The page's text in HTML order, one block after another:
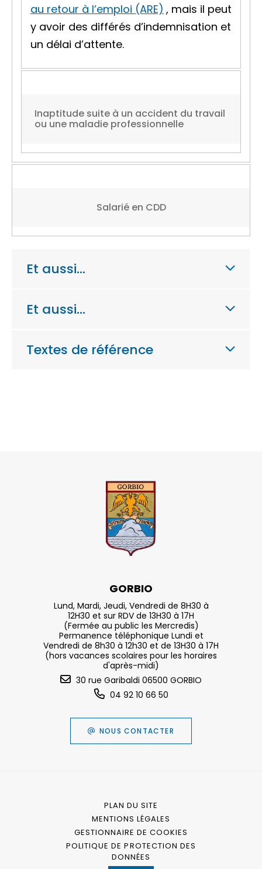
au retour à l’emploi (ARE) , mais il peut
y avoir des différés d’indemnisation et
un délai d’attente.
Inaptitude suite à un accident du travail
ou une maladie professionnelle
Salarié en CDD
Et aussi…
Et aussi…
Textes de référence
GORBIO
Lund, Mardi, Jeudi, Vendredi de 8H30 à
12H30 et sur RDV de 13H30 à 17H
(Fermée au public les Mercredis)
Permanence téléphonique Lundi et
Vendredi de 8h30 à 12h30 et de 13H30 à 17H
(hors vacances scolaires pour les horaires
d'après-midi)
30 rue Garibaldi 06500 GORBIO
04 92 10 66 50
NOUS CONTACTER
PLAN DU SITE
MENTIONS LÉGALES
GESTIONNAIRE DE COOKIES
POLITIQUE DE PROTECTION DES
DONNÉES